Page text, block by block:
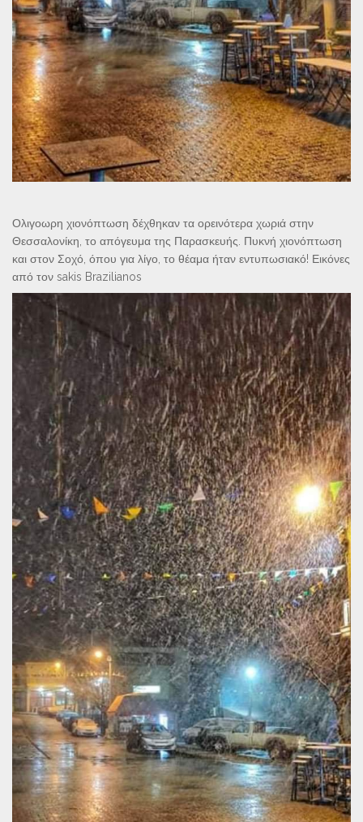
Ολιγοωρη χιονόπτωση δέχθηκαν τα ορεινότερα χωριά στην
Θεσσαλονίκη, το απόγευμα της Παρασκευής. Πυκνή χιονόπτωση
και στον Σοχό, όπου για λίγο, το θέαμα ήταν εντυπωσιακό! Εικόνες
από τον sakis Brazilianos